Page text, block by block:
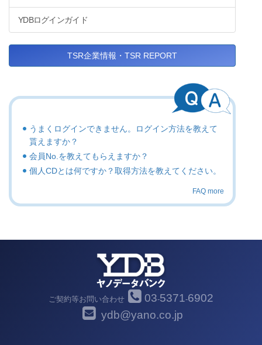
YDBログインガイド
TSR企業情報・TSR REPORT
うまくログインできません。ログイン方法を教えて
貰えますか？
会員No.を教えてもらえますか？
個人CDとは何ですか？取得方法を教えてください。
FAQ more
ご契約等お問い合わせ 03-5371-6902
ydb@yano.co.jp